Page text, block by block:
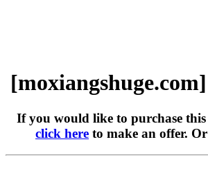
If you would like to purchase this
click here to make an offer. Or